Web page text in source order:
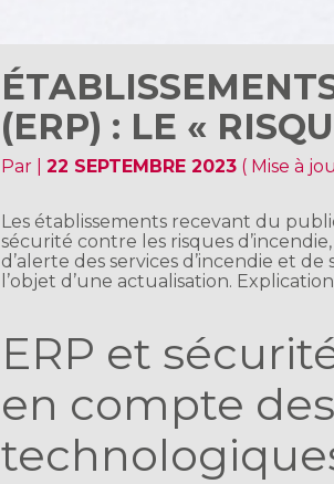
(ERP) : LE «
Par |22 SEPTEMBRE 2023 ( Mise à
Les établissements recevant du
sécurité contre les risques
d’alerte des services d’incendie et
l’objet d’une actualisation.
ERP et
en compte